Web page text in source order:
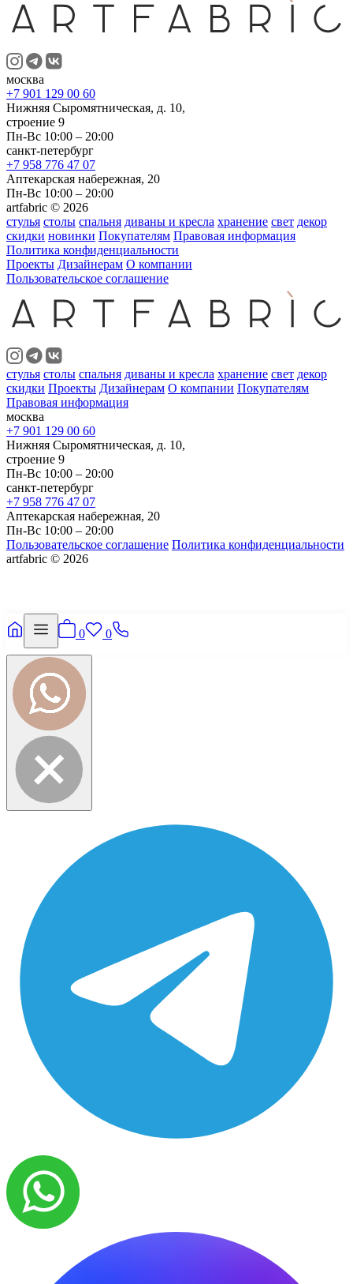
москва
+7 901 129 00 60
Нижняя Сыромятническая, д. 10,
строение 9
Пн-Вс 10:00 – 20:00
санкт-петербург
+7 958 776 47 07
Аптекарская набережная, 20
Пн-Вс 10:00 – 20:00
artfabric © 2026
стулья столы спальня диваны и кресла хранение свет декор
скидки новинки Покупателям Правовая информация
Политика конфиденциальности
Проекты Дизайнерам О компании
Пользовательское соглашение
стулья столы спальня диваны и кресла хранение свет декор
скидки Проекты Дизайнерам О компании Покупателям
Правовая информация
москва
+7 901 129 00 60
Нижняя Сыромятническая, д. 10,
строение 9
Пн-Вс 10:00 – 20:00
санкт-петербург
+7 958 776 47 07
Аптекарская набережная, 20
Пн-Вс 10:00 – 20:00
Пользовательское соглашение Политика конфиденциальности
artfabric © 2026
0 0